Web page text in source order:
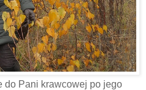
do Pani krawcowej po jego